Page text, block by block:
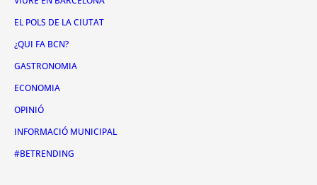
EL POLS DE LA CIUTAT
¿QUI FA BCN?
GASTRONOMIA
ECONOMIA
OPINIÓ
INFORMACIÓ MUNICIPAL
#BETRENDING